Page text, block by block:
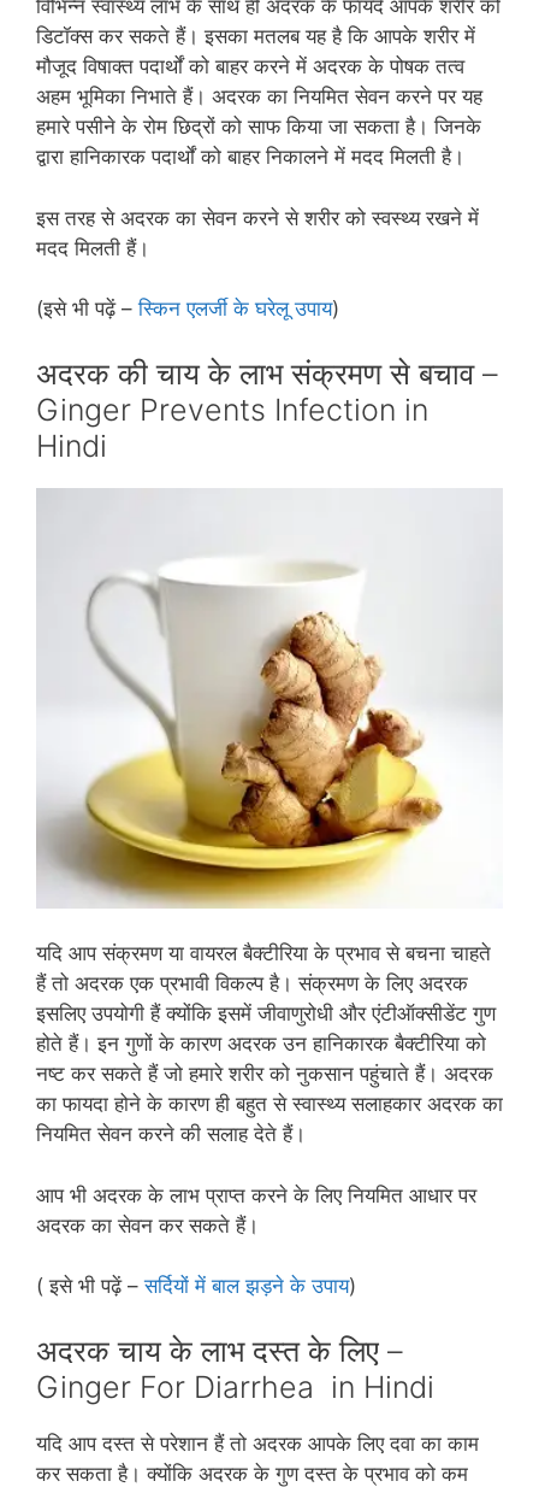
विभिन्‍न स्‍वास्‍थ्‍य लाभ के साथ ही अदरक के फायदे आपके शरीर को
डिटॉक्‍स कर सकते हैं। इसका मतलब यह है कि आपके शरीर में
मौजूद विषाक्‍त पदार्थों को बाहर करने में अदरक के पोषक तत्‍व
अहम भूमिका निभाते हैं। अदरक का नियमित सेवन करने पर यह
हमारे पसीने के रोम छिद्रों को साफ किया जा सकता है। जिनके
द्वारा हानिकारक पदार्थों को बाहर निकालने में मदद मिलती है।
इस तरह से अदरक का सेवन करने से शरीर को स्‍वस्‍थ्‍य रखने में
मदद मिलती हैं।
(इसे भी पढ़ें –स्किन एलर्जी के घरेलू उपाय)
अदरक की चाय के लाभ संक्रमण से बचाव –
Ginger Prevents Infection in
Hindi
यदि आप संक्रमण या वायरल बैक्‍टीरिया के प्रभाव से बचना चाहते
हैं तो अदरक एक प्रभावी विकल्‍प है। संक्रमण के लिए अदरक
इसलिए उपयोगी हैं क्‍योंकि इसमें जीवाणुरोधी और एंटीऑक्‍सीडेंट गुण
होते हैं। इन गुणों के कारण अदरक उन हानिकारक बैक्‍टीरिया को
नष्‍ट कर सकते हैं जो हमारे शरीर को नुकसान पहुंचाते हैं। अदरक
का फायदा होने के कारण ही बहुत से स्‍वास्‍थ्‍य सलाहकार अदरक का
नियमित सेवन करने की सलाह देते हैं।
आप भी अदरक के लाभ प्राप्‍त करने के लिए नियमित आधार पर
अदरक का सेवन कर सकते हैं।
( इसे भी पढ़ें –सर्दियों में बाल झड़ने के उपाय)
अदरक चाय के लाभ दस्‍त के लिए –
Ginger For Diarrhea in Hindi
यदि आप दस्‍त से परेशान हैं तो अदरक आपके लिए दवा का काम
कर सकता है। क्‍योंकि अदरक के गुण दस्‍त के प्रभाव को कम